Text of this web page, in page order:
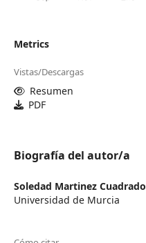
Metrics
Vistas/Descargas
Resumen
PDF
Biografía del autor/a
Soledad Martinez Cuadrado
Universidad de Murcia